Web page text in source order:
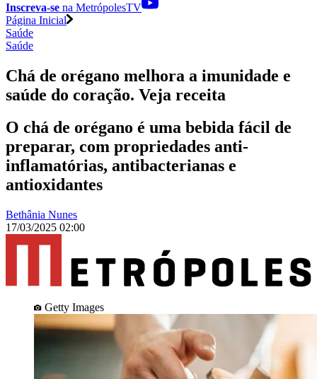
Inscreva-se na MetrópolesTV
Página Inicial
Saúde
Saúde
Chá de orégano melhora a imunidade e
saúde do coração. Veja receita
O chá de orégano é uma bebida fácil de
preparar, com propriedades anti-
inflamatórias, antibacterianas e
antioxidantes
Bethânia Nunes
17/03/2025 02:00
Getty Images